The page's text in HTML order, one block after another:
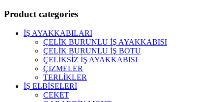
Product categories
İŞ AYAKKABILARI
ÇELİK BURUNLU İŞ AYAKKABISI
ÇELİK BURUNLU İŞ BOTU
ÇELİKSİZ İŞ AYAKKABISI
ÇİZMELER
TERLİKLER
İŞ ELBİSELERİ
CEKET